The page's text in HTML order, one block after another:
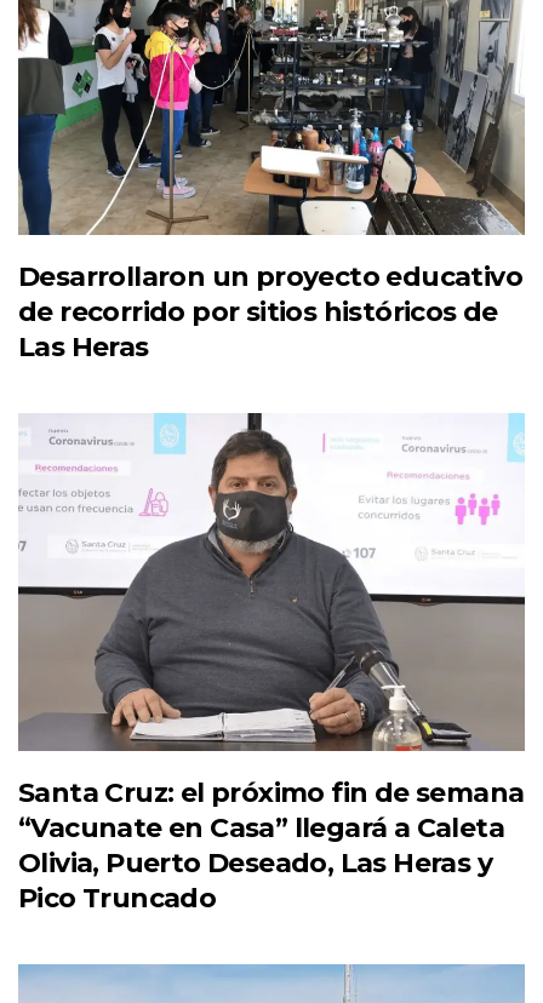
Desarrollaron un proyecto educativo
de recorrido por sitios históricos de
Las Heras
Santa Cruz: el próximo fin de semana
“Vacunate en Casa” llegará a Caleta
Olivia, Puerto Deseado, Las Heras y
Pico Truncado